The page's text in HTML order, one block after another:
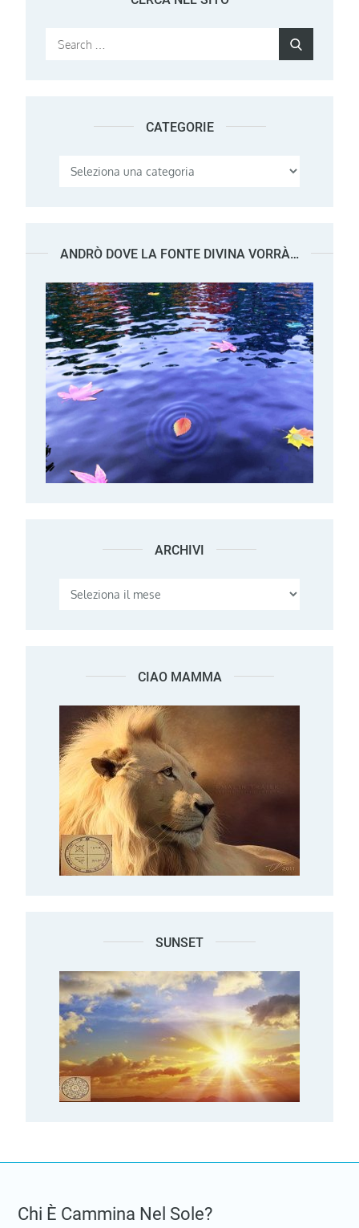
Search
CATEGORIE
Categorie
ANDRÒ DOVE LA FONTE DIVINA VORRÀ…
ARCHIVI Archivi
CIAO MAMMA
SUNSET
Chi È Cammina Nel Sole?